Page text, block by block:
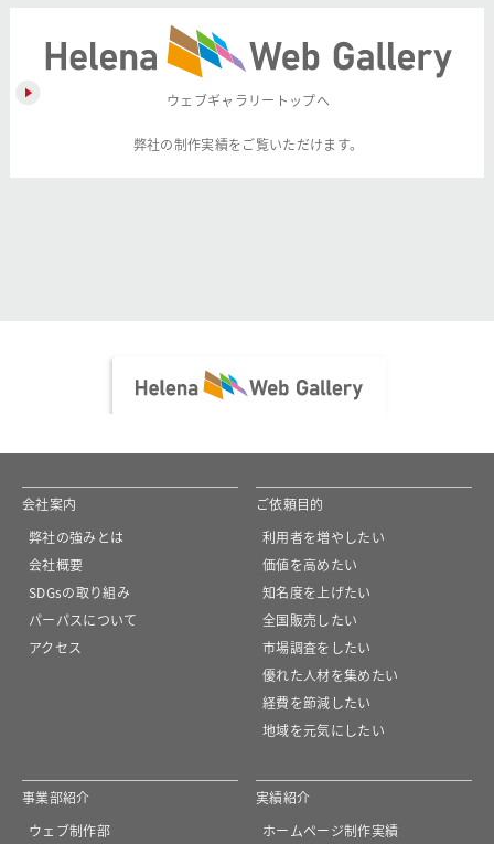
ウェブギャラリートップへ
弊社の制作実績をご覧いただけます。
会社案内
弊社の強みとは
会社概要
SDGsの取り組み
パーパスについて
アクセス
ご依頼目的
利用者を増やしたい
価値を高めたい
知名度を上げたい
全国販売したい
市場調査をしたい
優れた人材を集めたい
経費を節減したい
地域を元気にしたい
事業部紹介
ウェブ制作部
実績紹介
ホームページ制作実績